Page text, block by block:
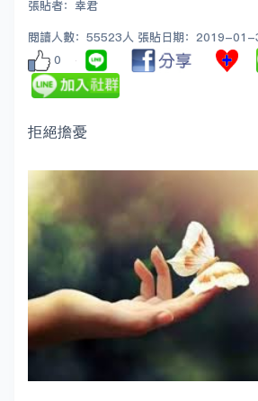
張貼者：幸君
閱讀人數：55523人 張貼日期：2019-01-
0
拒絕擔憂